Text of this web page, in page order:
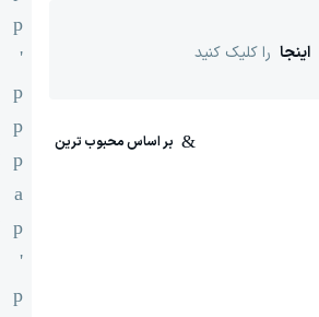
اینجا را کلیک کنید